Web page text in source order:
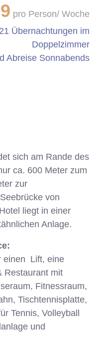
pro Person/ Woche
Übernachtungen im
Doppelzimmer
Abreise Sonnabends
sich am Rande des
ca. 600 Meter zum
zur
von
liegt in einer
Anlage.
einen Lift, eine
Restaurant mit
Fitnessraum,
Tischtennisplatte,
Tennis, Volleyball
und